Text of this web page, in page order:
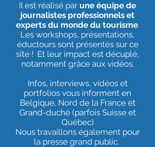
Il est réalisé par une équipe de
journalistes professionnels et
experts du monde du tourisme.
Les workshops, présentations,
éductours sont présentés sur ce
site ! Et leur impact est décuplé,
notamment grâce aux vidéos.
Infos, interviews, vidéos et
portfolios vous informent en
Belgique, Nord de la France et
Grand-duché (parfois Suisse et
Québec)
Nous travaillons également pour
la presse grand public.